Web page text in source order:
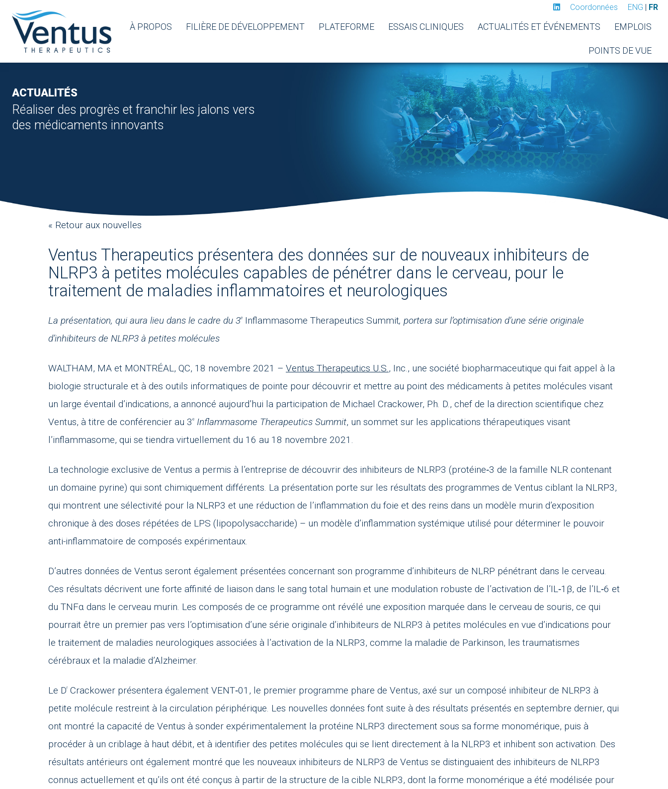
Coordonnées ENG | FR
À PROPOS FILIÈRE DE DÉVELOPPEMENT PLATEFORME ESSAIS CLINIQUES ACTUALITÉS ET ÉVÉNEMENTS EMPLOIS
POINTS DE VUE
ACTUALITÉS
Réaliser des progrès et franchir les jalons vers
des médicaments innovants
« Retour aux nouvelles
Ventus Therapeutics présentera des données sur de nouveaux inhibiteurs de
NLRP3 à petites molécules capables de pénétrer dans le cerveau, pour le
traitement de maladies inflammatoires et neurologiques
La présentation, qui aura lieu dans le cadre du 3e Inflammasome Therapeutics Summit, portera sur l’optimisation d’une série originale
d’inhibiteurs de NLRP3 à petites molécules
WALTHAM, MA et MONTRÉAL, QC, 18 novembre 2021 – Ventus Therapeutics U.S., Inc., une société biopharmaceutique qui fait appel à la
biologie structurale et à des outils informatiques de pointe pour découvrir et mettre au point des médicaments à petites molécules visant
un large éventail d’indications, a annoncé aujourd’hui la participation de Michael Crackower, Ph. D., chef de la direction scientifique chez
Ventus, à titre de conférencier au 3 e Inflammasome Therapeutics Summit, un sommet sur les applications thérapeutiques visant
l’inflammasome, qui se tiendra virtuellement du 16 au 18 novembre 2021.
La technologie exclusive de Ventus a permis à l’entreprise de découvrir des inhibiteurs de NLRP3 (protéine‑3 de la famille NLR contenant
un domaine pyrine) qui sont chimiquement différents. La présentation porte sur les résultats des programmes de Ventus ciblant la NLRP3,
qui montrent une sélectivité pour la NLRP3 et une réduction de l’inflammation du foie et des reins dans un modèle murin d’exposition
chronique à des doses répétées de LPS (lipopolysaccharide) – un modèle d’inflammation systémique utilisé pour déterminer le pouvoir
anti-inflammatoire de composés expérimentaux.
D’autres données de Ventus seront également présentées concernant son programme d’inhibiteurs de NLRP pénétrant dans le cerveau.
Ces résultats décrivent une forte affinité de liaison dans le sang total humain et une modulation robuste de l’activation de l’IL‑1β, de l’IL‑6 et
du TNFα dans le cerveau murin. Les composés de ce programme ont révélé une exposition marquée dans le cerveau de souris, ce qui
pourrait être un premier pas vers l’optimisation d’une série originale d’inhibiteurs de NLRP3 à petites molécules en vue d’indications pour
le traitement de maladies neurologiques associées à l’activation de la NLRP3, comme la maladie de Parkinson, les traumatismes
cérébraux et la maladie d’Alzheimer.
Le DrCrackower présentera également VENT‑01, le premier programme phare de Ventus, axé sur un composé inhibiteur de NLRP3 à
petite molécule restreint à la circulation périphérique. Les nouvelles données font suite à des résultats présentés en septembre dernier, qui
ont montré la capacité de Ventus à sonder expérimentalement la protéine NLRP3 directement sous sa forme monomérique, puis à
procéder à un criblage à haut débit, et à identifier des petites molécules qui se lient directement à la NLRP3 et inhibent son activation. Des
résultats antérieurs ont également montré que les nouveaux inhibiteurs de NLRP3 de Ventus se distinguaient des inhibiteurs de NLRP3
connus actuellement et qu’ils ont été conçus à partir de la structure de la cible NLRP3, dont la forme monomérique a été modélisée pour